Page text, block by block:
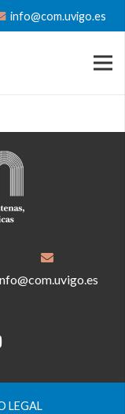
info@com.uvigo.es
LEGAL